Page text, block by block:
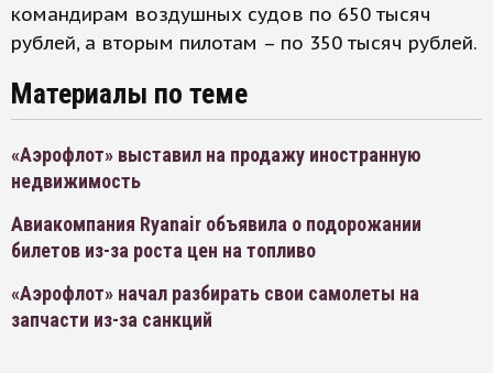
командирам воздушных судов по 650 тысяч
рублей, а вторым пилотам – по 350 тысяч рублей.
Материалы по теме
«Аэрофлот» выставил на продажу иностранную
недвижимость
Авиакомпания Ryanair объявила о подорожании
билетов из-за роста цен на топливо
«Аэрофлот» начал разбирать свои самолеты на
запчасти из-за санкций